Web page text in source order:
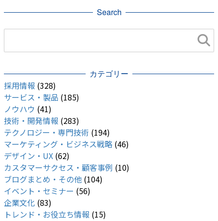
Search
カテゴリー
採用情報 (328)
サービス・製品 (185)
ノウハウ (41)
技術・開発情報 (283)
テクノロジー・専門技術 (194)
マーケティング・ビジネス戦略 (46)
デザイン・UX (62)
カスタマーサクセス・顧客事例 (10)
ブログまとめ・その他 (104)
イベント・セミナー (56)
企業文化 (83)
トレンド・お役立ち情報 (15)